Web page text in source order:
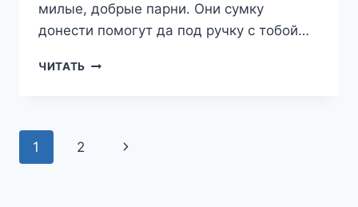
милые, добрые парни. Они сумку
донести помогут да под ручку с тобой…
ЧИТАТЬ ЭТОТ
Навигация
1 2
Следующая